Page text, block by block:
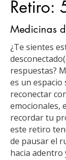
Retiro:
Medicinas
¿Te sientes
respuestas?
es un
reconectar
emocionales,
recordar tu
este retiro
de pausar el
hacia